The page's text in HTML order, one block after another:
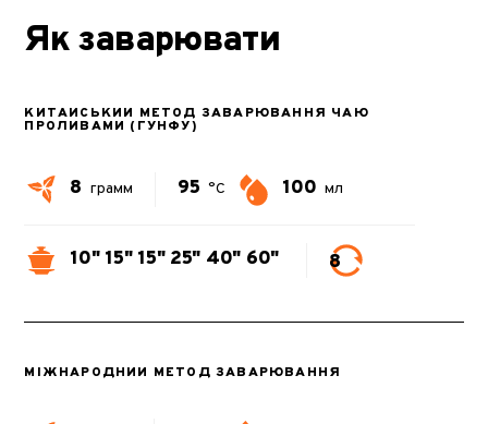
Як заварювати
КИТАЙСЬКИЙ МЕТОД ЗАВАРЮВАННЯ ЧАЮ
ПРОЛИВАМИ (ГУНФУ)
8 грамм 95 °C 100 мл
10" 15" 15" 25" 40" 60" 8
МІЖНАРОДНИЙ МЕТОД ЗАВАРЮВАННЯ